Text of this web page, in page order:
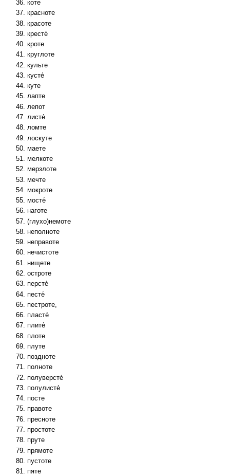
коте
красноте
красоте
кресте́
кроте
круглоте
культе
кусте́
куте
лапте
лепот
листе́
ломте
лоскуте
маете
мелкоте
мерзлоте
мечте
мокроте
мосте́
наготе
(глухо)немоте
неполноте
неправоте
нечистоте
нищете
остроте
персте́
песте́
пестроте,
пласте́
плите́
плоте
плуте
поздноте
полноте
полуверсте́
полулисте́
посте
правоте
пресноте
простоте
пруте
прямоте
пустоте
пяте